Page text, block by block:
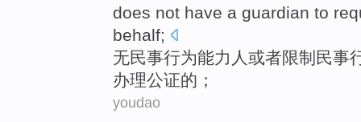
does not have a guardian to
behalf;
无民事行为能力 人 或者限制 民事
办理公证的；
youdao